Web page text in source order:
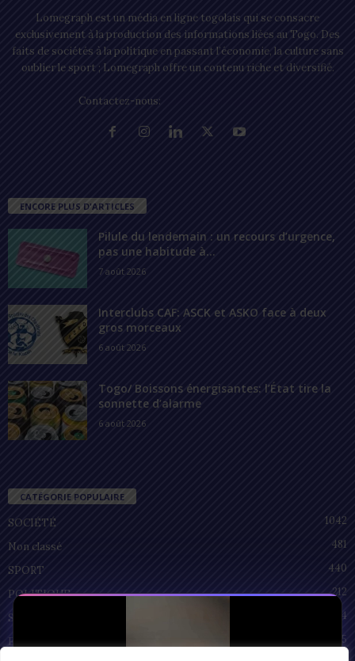
Lomegraph est un média en ligne togolais qui se consacre
exclusivement à la production des informations liées au Togo. Des
faits de sociétés à la politique en passant l’économie, la culture sans
oublier le sport ; Lomegraph offre un contenu riche et diversifié.
Contactez-nous:
ENCORE PLUS D'ARTICLES
Pilule du lendemain : un recours d’urgence,
pas une habitude à...
7 août 2026
Interclubs CAF: ASCK et ASKO face à deux
gros morceaux
6 août 2026
Togo/ Boissons énergisantes: l’État tire la
sonnette d’alarme
6 août 2026
CATÉGORIE POPULAIRE
SOCIÉTÉ
1042
Non classé
481
SPORT
440
POLITIQUE
212
SANTÉ
94
ECONOMIE
55